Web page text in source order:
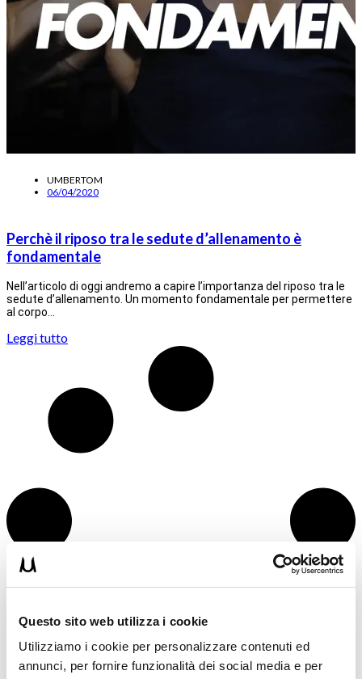
Questo sito web utilizza i cookie
Utilizziamo i cookie per personalizzare contenuti ed
annunci, per fornire funzionalità dei social media e per
UMBERTOM
06/04/2020
Perchè il riposo tra le sedute d’allenamento è
fondamentale
Nell’articolo di oggi andremo a capire l’importanza del riposo tra le
sedute d’allenamento. Un momento fondamentale per permettere
al corpo…
Leggi tutto